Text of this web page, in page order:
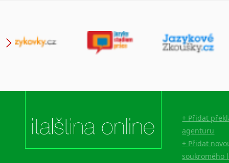
+ Přidat
agenturu
+ Přidat
soukromého